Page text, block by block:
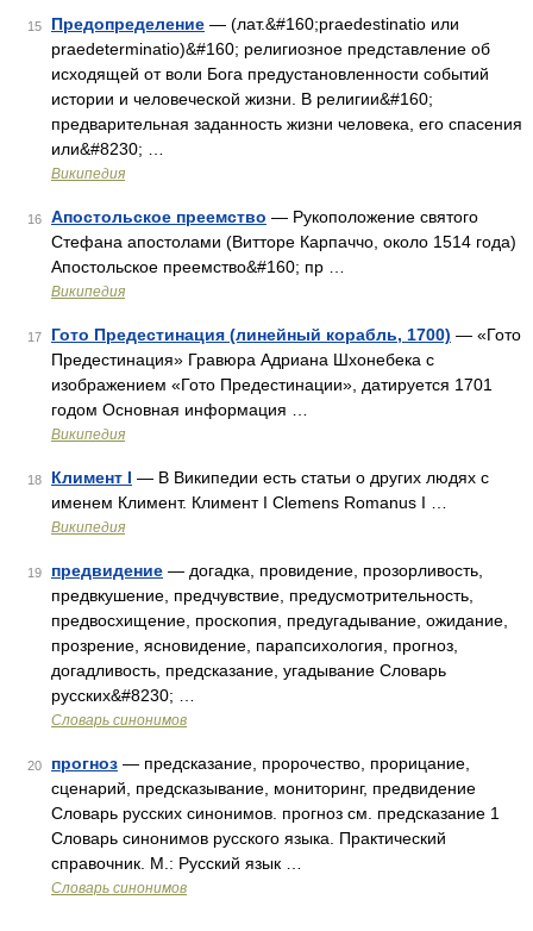
15 Предопределение — (лат.&#160;praedestinatio или
praedeterminatio)&#160; религиозное представление об
исходящей от воли Бога предустановленности событий
истории и человеческой жизни. В религии&#160;
предварительная заданность жизни человека, его спасения
или&#8230; …
Википедия
16 Апостольское преемство — Рукоположение святого
Стефана апостолами (Витторе Карпаччо, около 1514 года)
Апостольское преемство&#160; пр …
Википедия
17 Гото Предестинация (линейный корабль, 1700) — «Гото
Предестинация» Гравюра Адриана Шхонебека с
изображением «Гото Предестинации», датируется 1701
годом Основная информация …
Википедия
18 Климент I — В Википедии есть статьи о других людях с
именем Климент. Климент I Clemens Romanus I …
Википедия
19 предвидение — догадка, провидение, прозорливость,
предвкушение, предчувствие, предусмотрительность,
предвосхищение, проскопия, предугадывание, ожидание,
прозрение, ясновидение, парапсихология, прогноз,
догадливость, предсказание, угадывание Словарь
русских&#8230; …
Словарь синонимов
20 прогноз — предсказание, пророчество, прорицание,
сценарий, предсказывание, мониторинг, предвидение
Словарь русских синонимов. прогноз см. предсказание 1
Словарь синонимов русского языка. Практический
справочник. М.: Русский язык …
Словарь синонимов